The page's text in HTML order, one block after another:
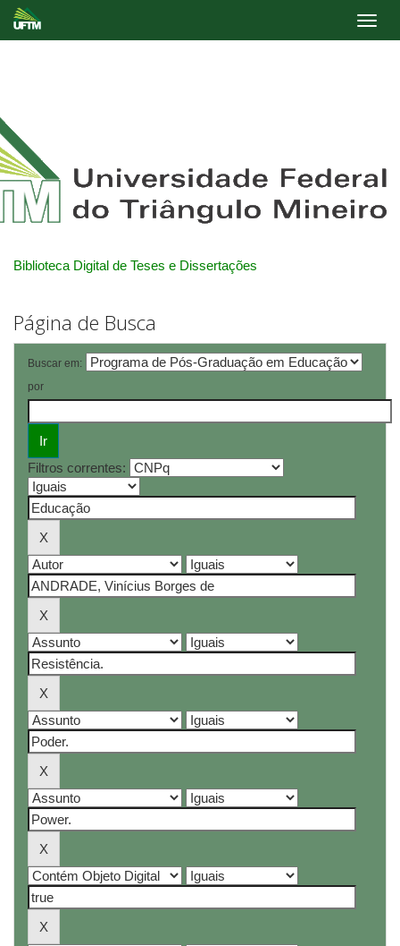
Biblioteca Digital de Teses e Dissertações
Página de Busca
Buscar em:
por
Filtros correntes: